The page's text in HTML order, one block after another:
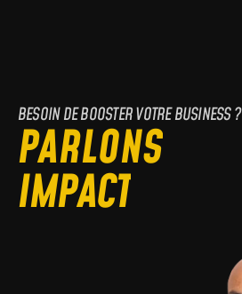
BESOIN DE BOOSTER VOTRE BUSINESS ?
PARLONS
IMPACT